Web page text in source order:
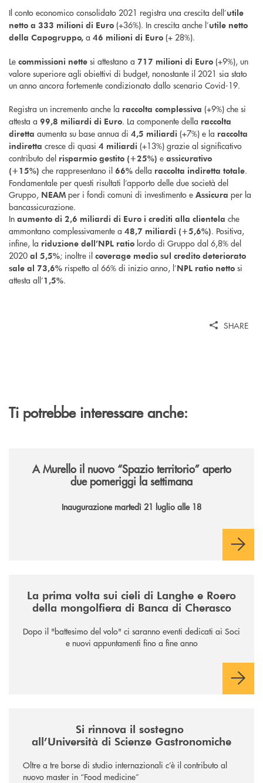
Il conto economico consolidato 2021 registra una crescita dell’utile
netto a 333 milioni di Euro (+36%). In crescita anche l’utile netto
della Capogruppo, a 46 milioni di Euro (+ 28%).
Le commissioni nette si attestano a 717 milioni di Euro (+9%), un
valore superiore agli obiettivi di budget, nonostante il 2021 sia stato
un anno ancora fortemente condizionato dallo scenario Covid-19.
Registra un incremento anche la raccolta complessiva (+9%) che si
attesta a 99,8 miliardi di Euro. La componente della raccolta
diretta aumenta su base annua di 4,5 miliardi (+7%) e la raccolta
indiretta cresce di quasi 4 miliardi (+13%) grazie al significativo
contributo del risparmio gestito (+25%) e assicurativo
(+15%) che rappresentano il 66% della raccolta indiretta totale.
Fondamentale per questi risultati l’apporto delle due società del
Gruppo, NEAM per i fondi comuni di investimento e Assicura per la
bancassicurazione.
In aumento di 2,6 miliardi di Euro i crediti alla clientela che
ammontano complessivamente a 48,7 miliardi (+5,6%). Positiva,
infine, la riduzione dell’NPL ratio lordo di Gruppo dal 6,8% del
2020 al 5,5%; inoltre il coverage medio sul credito deteriorato
sale al 73,6% rispetto al 66% di inizio anno, l’NPL ratio netto si
attesta all’1,5%.
SHARE
Ti potrebbe interessare anche:
A Murello il nuovo “Spazio territorio” aperto
due pomeriggi la settimana
Inaugurazione martedì 21 luglio alle 18
La prima volta sui cieli di Langhe e Roero
della mongolfiera di Banca di Cherasco
Dopo il "battesimo del volo" ci saranno eventi dedicati ai Soci
e nuovi appuntamenti fino a fine anno
Si rinnova il sostegno
all’Università di Scienze Gastronomiche
Oltre a tre borse di studio internazionali c’è il contributo al
nuovo master in “Food medicine”